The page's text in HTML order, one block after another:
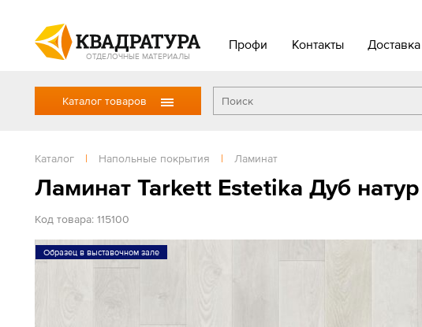
ОТДЕЛОЧНЫЕ МАТЕРИАЛЫ
Профи Контакты
Каталог товаров
Каталог | Напольные покрытия | Ламинат
Ламинат Tarkett Estetika Дуб
Код товара: 115100
Образец в выставочном зале